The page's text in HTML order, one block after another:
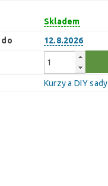
Skladem
12.8.2026
Kurzy a DIY sady